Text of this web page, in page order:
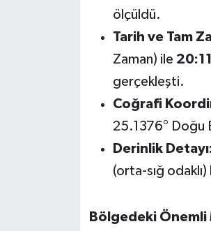
ölçüldü.
Tarih ve Tam
Zaman) ile
gerçekleşti.
Coğrafi
25.1376° Doğu
Derinlik
(orta-sığ odaklı)
Bölgedeki